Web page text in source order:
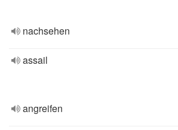
nachsehen
assail
angreifen